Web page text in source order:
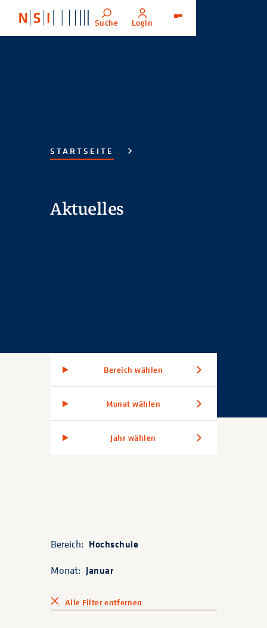
Suche Login
STARTSEITE
Aktuelles
Bereich wählen
Monat wählen
Jahr wählen
Bereich: Hochschule
Monat: Januar
Alle Filter entfernen